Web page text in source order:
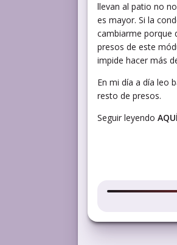
llevan al patio no
es mayor. Si la
cambiarme porque
presos de este
impide hacer más
En mi día a día leo
resto de presos.
Seguir leyendo